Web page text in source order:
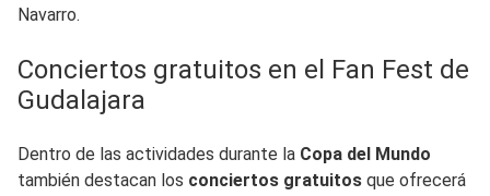
Navarro.
Conciertos gratuitos en el Fan Fest de
Gudalajara
Dentro de las actividades durante la Copa del Mundo
también destacan los conciertos gratuitos que ofrecerá